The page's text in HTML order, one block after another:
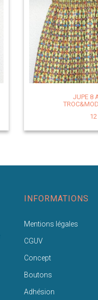
JUPE 8
INFORMATIONS
Mentions légales
CGUV
Concept
Boutons
Adhésion